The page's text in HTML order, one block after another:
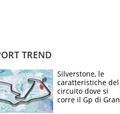
TREND
Silverstone, le
caratteristiche del
circuito dove si
corre il Gp di Gran